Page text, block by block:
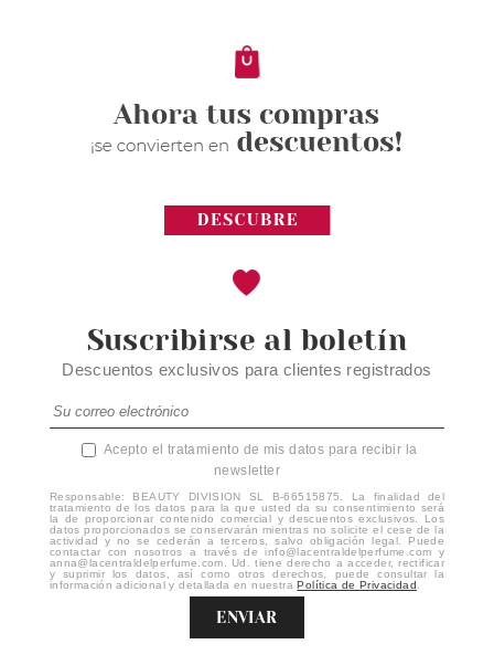
Suscribirse al boletín
Descuentos exclusivos para clientes registrados
Acepto el tratamiento de mis datos para recibir la
newsletter
Responsable: BEAUTY DIVISION SL B-66515875. La finalidad del
tratamiento de los datos para la que usted da su consentimiento será
la de proporcionar contenido comercial y descuentos exclusivos. Los
datos proporcionados se conservarán mientras no solicite el cese de la
actividad y no se cederán a terceros, salvo obligación legal. Puede
contactar con nosotros a través de info@lacentraldelperfume.com y
anna@lacentraldelperfume.com. Ud. tiene derecho a acceder, rectificar
y suprimir los datos, así como otros derechos, puede consultar la
información adicional y detallada en nuestraPolítica de Privacidad
ENVIAR